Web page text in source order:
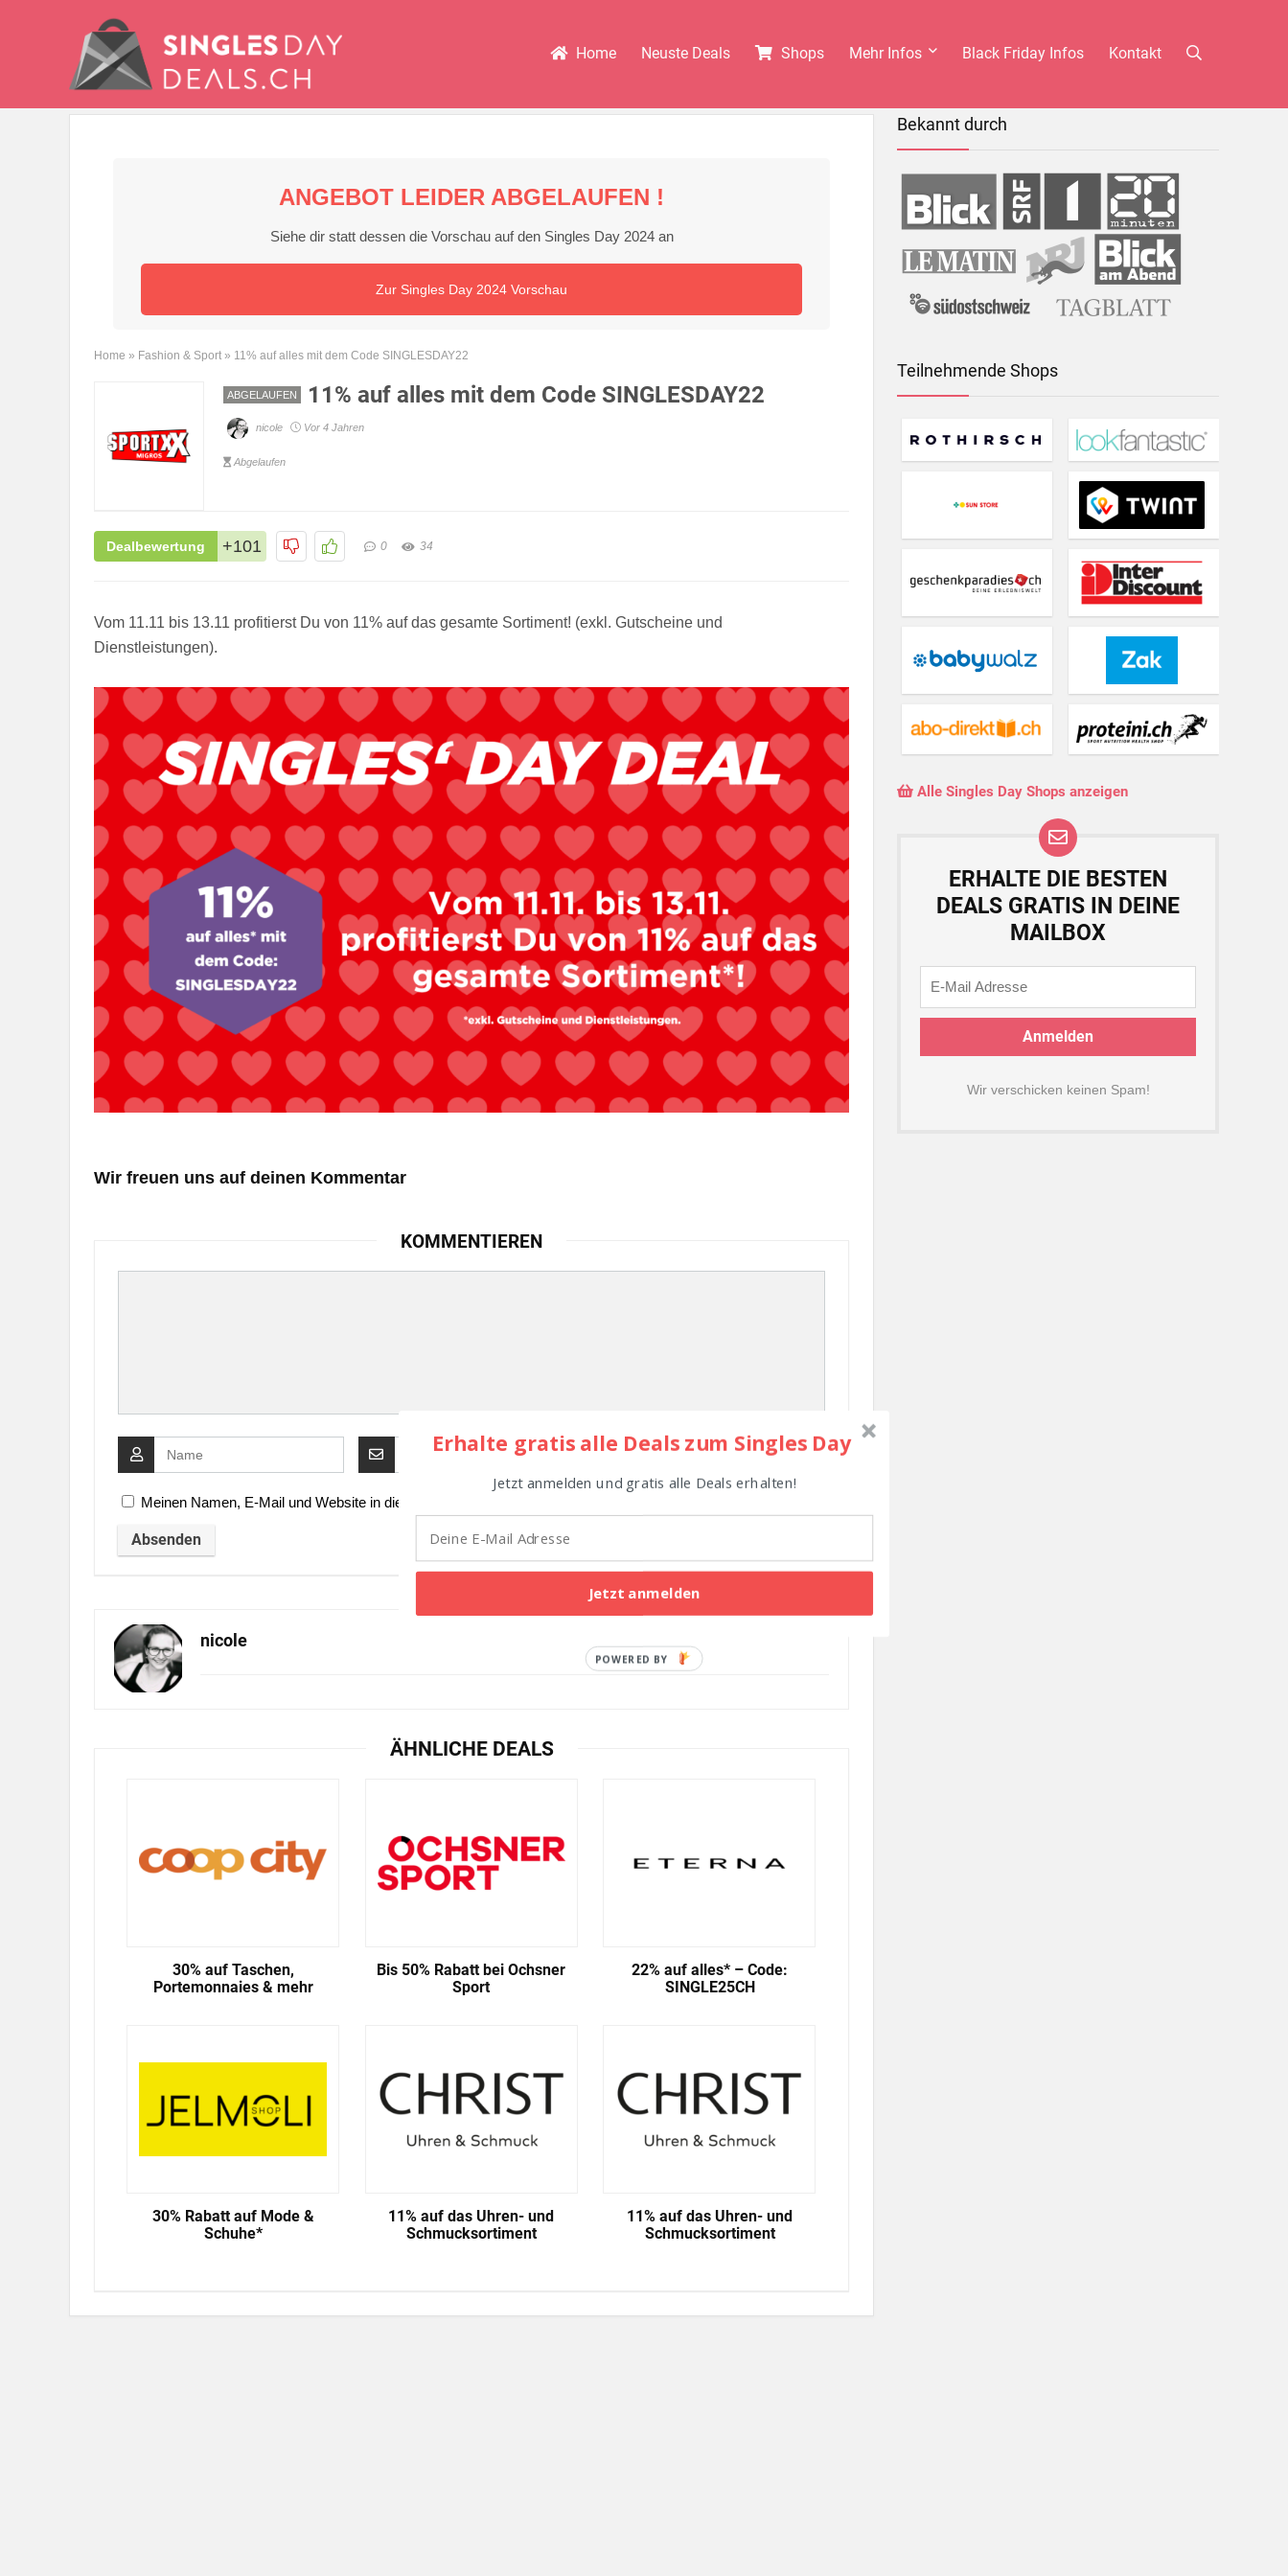
Home Neuste Deals Shops Mehr Infos Black Friday Infos Kontakt
ANGEBOT LEIDER ABGELAUFEN !
Siehe dir statt dessen die Vorschau auf den Singles Day 2024 an
Zur Singles Day 2024 Vorschau
Home » Fashion & Sport » 11% auf alles mit dem Code SINGLESDAY22
ABGELAUFEN 11% auf alles mit dem Code SINGLESDAY22
nicole Vor 4 Jahren
Abgelaufen
Dealbewertung +101 0 34
Vom 11.11 bis 13.11 profitierst Du von 11% auf das gesamte Sortiment! (exkl. Gutscheine und
Dienstleistungen).
Wir freuen uns auf deinen Kommentar
KOMMENTIEREN
Meinen Namen, E-Mail und Website in diesem Browser speichern, bis ich wieder kommentiere.
nicole
ÄHNLICHE DEALS
30% auf Taschen,
Portemonnaies & mehr
Bis 50% Rabatt bei Ochsner
Sport
22% auf alles* – Code:
SINGLE25CH
30% Rabatt auf Mode &
Schuhe*
11% auf das Uhren- und
Schmucksortiment
11% auf das Uhren- und
Schmucksortiment
Bekannt durch
Teilnehmende Shops
Alle Singles Day Shops anzeigen
ERHALTE DIE BESTEN
DEALS GRATIS IN DEINE
MAILBOX
Wir verschicken keinen Spam!
Erhalte gratis alle Deals zum Singles Day
Jetzt anmelden und gratis alle Deals erhalten!
Jetzt anmelden
POWERED